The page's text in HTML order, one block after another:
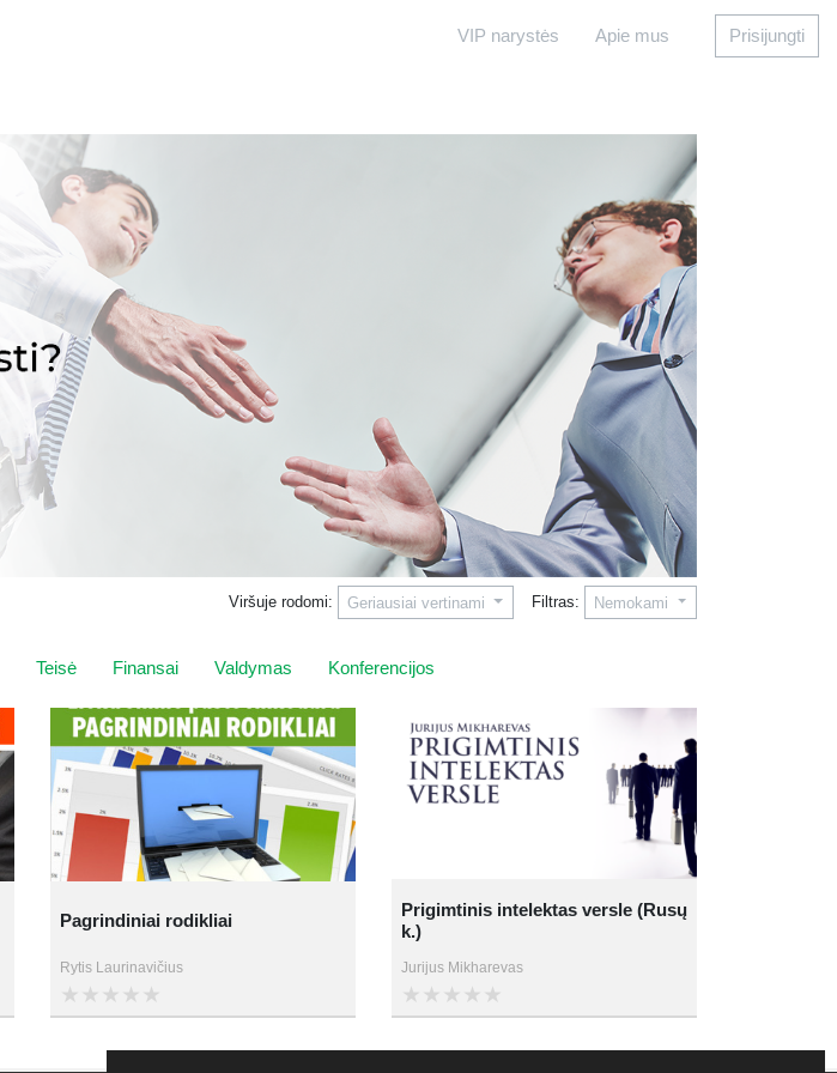
VIP narystės Apie mus Prisijungti
Viršuje rodomi: Geriausiai vertinami Filtras: Nemokami
Teisė Finansai Valdymas Konferencijos
Pagrindiniai rodikliai
Rytis Laurinavičius
Prigimtinis intelektas versle (Rusų
k.)
Jurijus Mikharevas